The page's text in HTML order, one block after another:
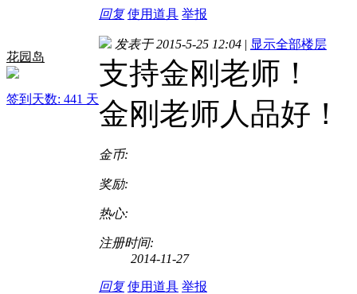
回复 使用道具 举报
花园岛
签到天数: 441 天
发表于 2015-5-25 12:04 | 显示全部楼层
支持金刚老师！
金刚老师人品好！
金币:
奖励:
热心:
注册时间:
2014-11-27
回复 使用道具 举报